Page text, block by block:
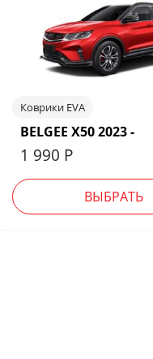
Коврики EVA
BELGEE X50 2023 -
1 990 Р
ВЫБРАТЬ